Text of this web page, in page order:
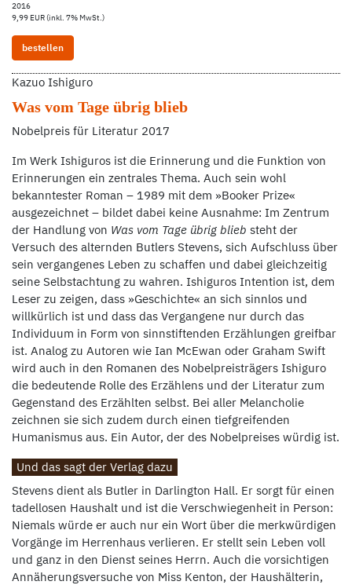
2016
9,99 EUR (inkl. 7% MwSt.)
bestellen
Kazuo Ishiguro
Was vom Tage übrig blieb
Nobelpreis für Literatur 2017
Im Werk Ishiguros ist die Erinnerung und die Funktion von
Erinnerungen ein zentrales Thema. Auch sein wohl
bekanntester Roman – 1989 mit dem »Booker Prize«
ausgezeichnet – bildet dabei keine Ausnahme: Im Zentrum
der Handlung von Was vom Tage übrig blieb steht der
Versuch des alternden Butlers Stevens, sich Aufschluss über
sein vergangenes Leben zu schaffen und dabei gleichzeitig
seine Selbstachtung zu wahren. Ishiguros Intention ist, dem
Leser zu zeigen, dass »Geschichte« an sich sinnlos und
willkürlich ist und dass das Vergangene nur durch das
Individuum in Form von sinnstiftenden Erzählungen greifbar
ist. Analog zu Autoren wie Ian McEwan oder Graham Swift
wird auch in den Romanen des Nobelpreisträgers Ishiguro
die bedeutende Rolle des Erzählens und der Literatur zum
Gegenstand des Erzählten selbst. Bei aller Melancholie
zeichnen sie sich zudem durch einen tiefgreifenden
Humanismus aus. Ein Autor, der des Nobelpreises würdig ist.
Und das sagt der Verlag dazu
Stevens dient als Butler in Darlington Hall. Er sorgt für einen
tadellosen Haushalt und ist die Verschwiegenheit in Person:
Niemals würde er auch nur ein Wort über die merkwürdigen
Vorgänge im Herrenhaus verlieren. Er stellt sein Leben voll
und ganz in den Dienst seines Herrn. Auch die vorsichtigen
Annäherungsversuche von Miss Kenton, der Haushälterin,